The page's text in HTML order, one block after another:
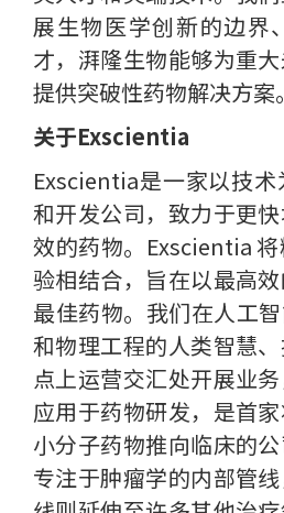
展生物医学创新的边界
才，湃隆生物能够为重
提供突破性药物解决方案。
关于Exscientia
Exscientia是一家以技
和开发公司，致力于更
效的药物。Exscientia
验相结合，旨在以最高
最佳药物。我们在人工
和物理工程的人类智慧
点上运营交汇处开展业
应用于药物研发，是首
小分子药物推向临床的
专注于肿瘤学的内部管